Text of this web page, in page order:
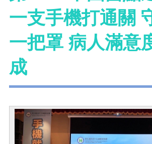
一支手機打通關
一把罩 病人滿意
成